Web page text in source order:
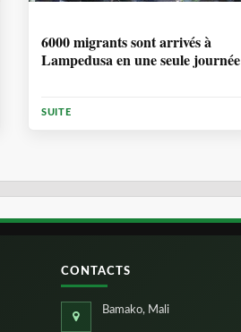
6000 migrants sont arrivés à
Lampedusa en une seule journée
SUITE
CONTACTS
Bamako, Mali